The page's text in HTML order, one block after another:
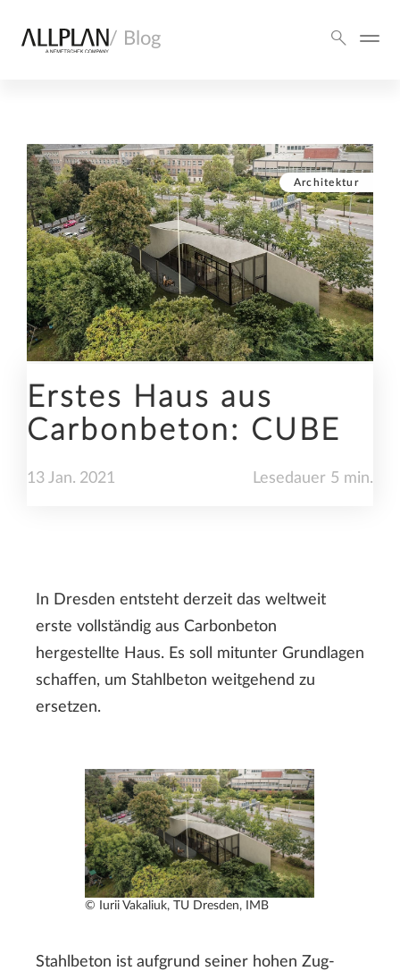
/ Blog
Architektur
Erstes Haus aus
Carbonbeton: CUBE
13 Jan. 2021 Lesedauer 5 min.
In Dresden entsteht derzeit das weltweit
erste vollständig aus Carbonbeton
hergestellte Haus. Es soll mitunter Grundlagen
schaffen, um Stahlbeton weitgehend zu
ersetzen.
© Iurii Vakaliuk, TU Dresden, IMB
Stahlbeton ist aufgrund seiner hohen Zug-